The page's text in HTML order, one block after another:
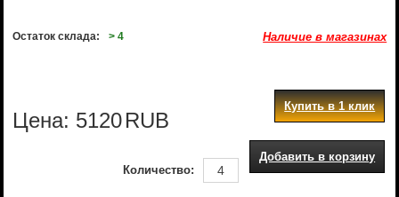
Остаток склада: > 4 Наличие в магазинах
Цена: 5120RUB
Купить в 1 клик
Добавить в корзину
Количество: